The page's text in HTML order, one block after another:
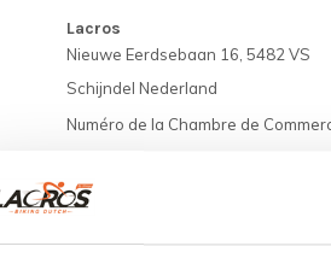
Lacros
Nieuwe Eerdsebaan 16, 5482 VS
Schijndel Nederland
Numéro de la Chambre de
Numéro de TVA : NL854680950B01